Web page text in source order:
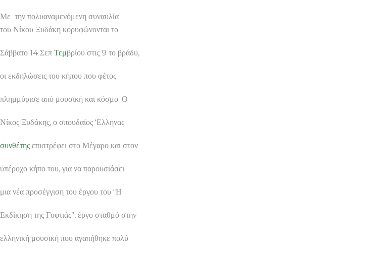
Με την πολυαναμενόμενη συναυλία
του Νίκου Ξυδάκη κορυφώνονται το
Σάββατο 14 Σεπ Τεμβρίου στις 9 το βράδυ,
οι εκδηλώσεις του κήπου που φέτος
πλημμύρισε από μουσική και κόσμο. Ο
Νίκος Ξυδάκης, ο σπουδαίος ‘Ελληνας
συνθέτης επιστρέφει στο Μέγαρο και στον
υπέροχο κήπο του, για να παρουσιάσει
μια νέα προσέγγιση του έργου του “Η
Εκδίκηση της Γυφτιάς”, έργο σταθμό στην
ελληνική μουσική που αγαπήθηκε πολύ